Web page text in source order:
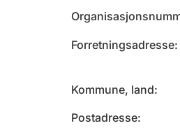
Forretningsadresse
Kommune, land
Postadresse